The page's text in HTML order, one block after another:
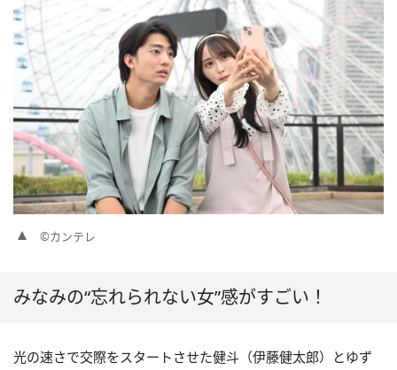
©カンテレ
みなみの“忘れられない女”感がすごい！
光の速さで交際をスタートさせた健斗（伊藤健太郎）とゆず